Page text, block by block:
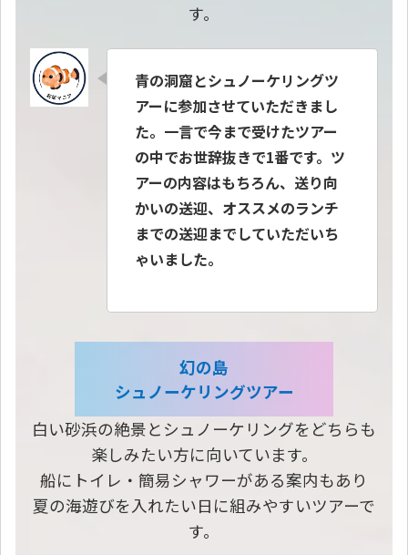
す。
青の洞窟とシュノーケリングツ
アーに参加させていただきまし
た。一言で今まで受けたツアー
の中でお世辞抜きで1番です。ツ
アーの内容はもちろん、送り向
かいの送迎、オススメのランチ
までの送迎までしていただいち
ゃいました。
幻の島
シュノーケリングツアー
白い砂浜の絶景とシュノーケリングをどちらも
楽しみたい方に向いています。
船にトイレ・簡易シャワーがある案内もあり
夏の海遊びを入れたい日に組みやすいツアーで
す。